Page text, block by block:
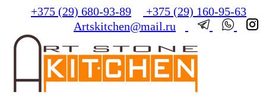
+375 (29) 680-93-89
+375 (29) 160-95-63
Artskitchen@mail.ru